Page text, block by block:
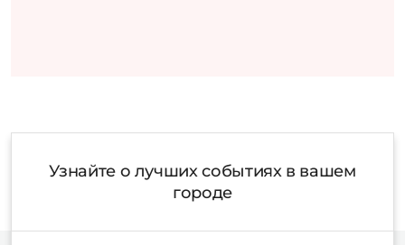
Узнайте о лучших событиях в вашем
городе